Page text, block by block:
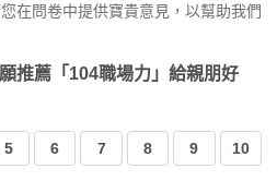
在問卷中提供寶貴意見，以幫助我們
推薦「104職場力」給親朋好
5 6 7 8 9 10